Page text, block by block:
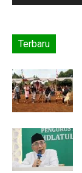
Terbaru